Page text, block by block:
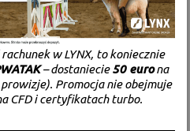
w LYNX, to koniecznie
– dostaniecie50 eurona
Promocja nie obejmuje
CFD i certyfikatach turbo.